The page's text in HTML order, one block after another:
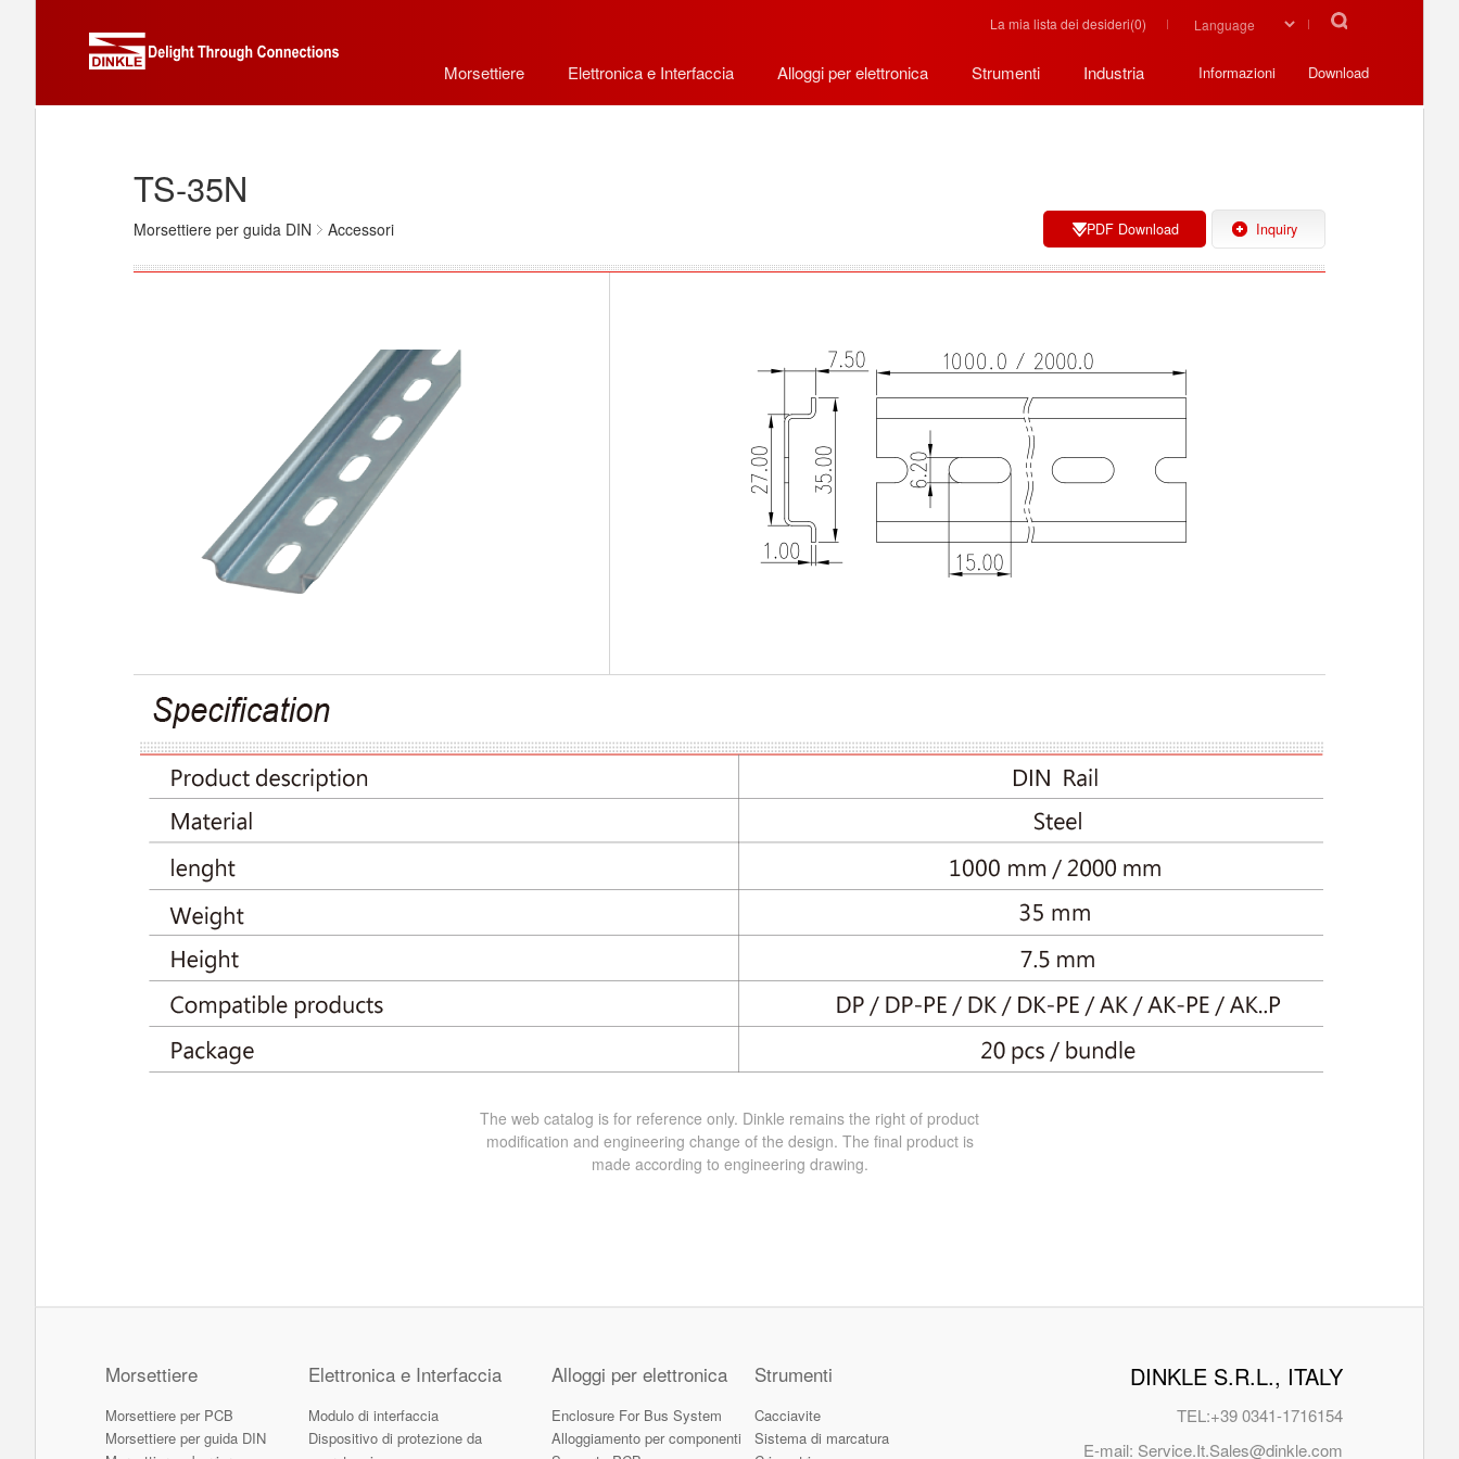
La mia lista dei desideri(0)
Morsettiere Elettronica e Interfaccia Alloggi per elettronica Strumenti Industria Informazioni Download
TS-35N
Morsettiere per guida DIN Accessori PDF Download Inquiry
The web catalog is for reference only. Dinkle remains the right of product
modification and engineering change of the design. The final product is
made according to engineering drawing.
Morsettiere
Morsettiere per PCB
Morsettiere per guida DIN
Elettronica e Interfaccia
Modulo di interfaccia
Dispositivo di protezione da
Alloggi per elettronica
Enclosure For Bus System
Alloggiamento per componenti
Strumenti
Cacciavite
Sistema di marcatura
DINKLE S.R.L., ITALY
TEL:+39 0341-1716154
E-mail: Service.It.Sales@dinkle.com